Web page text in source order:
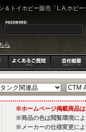
＆トイホビー販売「L.A.ホビー
ら
ホームページ掲載商品
商品の色は閲覧環境に
メーカーの仕様変更に